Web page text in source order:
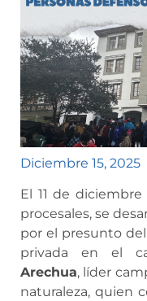
Diciembre 15, 2025
El 11 de
procesales, se
por el presunto
privada en el
Arechua, líder
naturaleza, quien